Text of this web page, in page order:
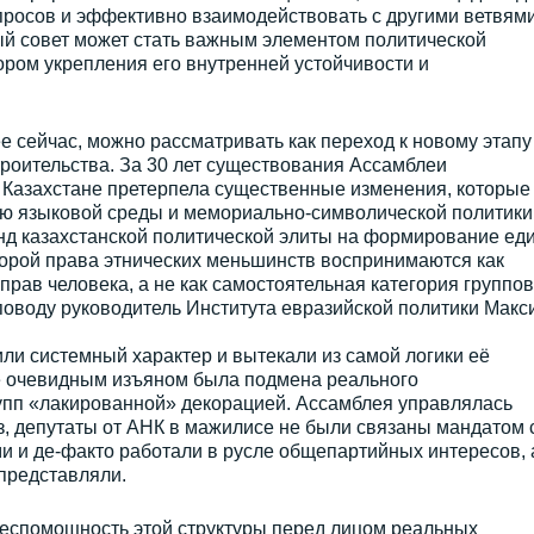
и эффективно взаимодействовать с другими
совет может стать важным элементом политической
укрепления его внутренней устойчивости и
можно рассматривать как переход к новому этапу
За 30 лет существования Ассамблеи
претерпела существенные изменения, которые
языковой среды и мемориально-символической
казахстанской политической элиты на формирование
права этнических меньшинств воспринимаются как
человека, а не как самостоятельная категория
руководитель Института евразийской политики
системный характер и вытекали из самой логики её
очевидным изъяном была подмена реального
«лакированной» декорацией. Ассамблея управлялась
депутаты от АНК в мажилисе не были связаны мандатом
и де-факто работали в русле общепартийных интересов,
этой структуры перед лицом реальных